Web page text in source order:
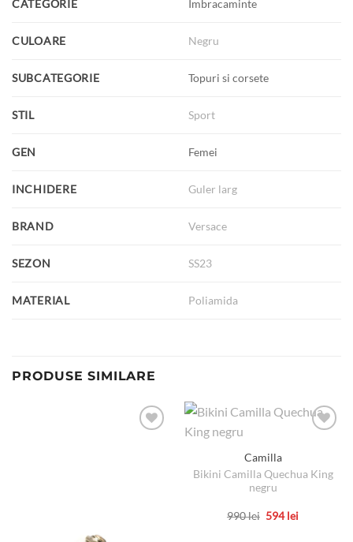
CATEGORIE Imbracaminte
CULOARE Negru
SUBCATEGORIE Topuri si corsete
STIL Sport
GEN Femei
INCHIDERE Guler larg
BRAND Versace
SEZON SS23
MATERIAL Poliamida
PRODUSE SIMILARE
Camilla
Bikini Camilla Quechua King
negru
990lei Prețul
594leiPrețul